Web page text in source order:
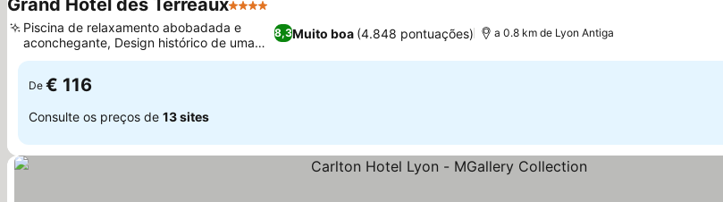
Grand Hotel des Terreaux4 Estrelas
8,3Muito boa (4.848 pontuações)
Piscina de relaxamento abobadada e
aconchegante, Design histórico de uma
casa do século XIX
a 0.8 km de Lyon Antiga
De € 116
Consulte os preços de 13 sites